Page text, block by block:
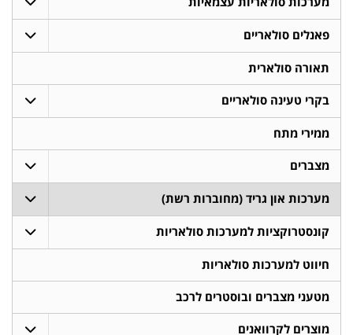
פאנלים סולאריים
תאורה סולארית
בקרי טעינה סולאריים
ממירי מתח
מצברים
מערכות און גריד (מחוברות רשת)
קונסטרוקציות למערכות סולאריות
חיווט למערכות סולאריות
מטעני מצברים ובוסטרים לרכב
מוצרים לקרוואנים